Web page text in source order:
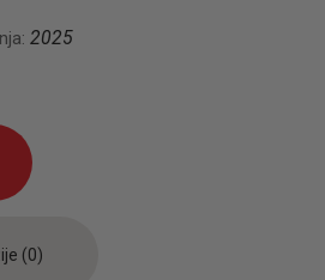
2025
(0)